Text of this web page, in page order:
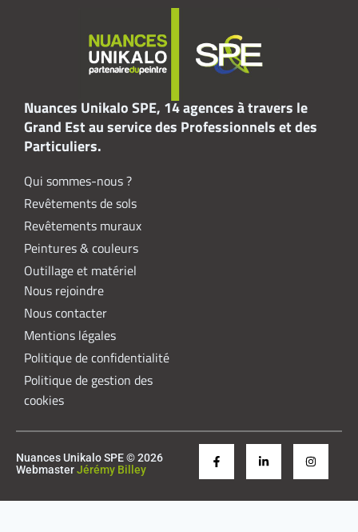
Nuances Unikalo SPE, 14 agences à travers le
Grand Est au service des Professionnels et des
Particuliers.
Qui sommes-nous ?
Revêtements de sols
Revêtements muraux
Peintures & couleurs
Outillage et matériel
Nous rejoindre
Nous contacter
Mentions légales
Politique de confidentialité
Politique de gestion des
cookies
Nuances Unikalo SPE © 2026
WebmasterJérémy Billey